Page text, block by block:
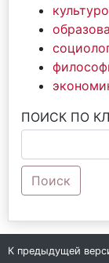
ПОИСК ПО
Поиск
К предыдущей